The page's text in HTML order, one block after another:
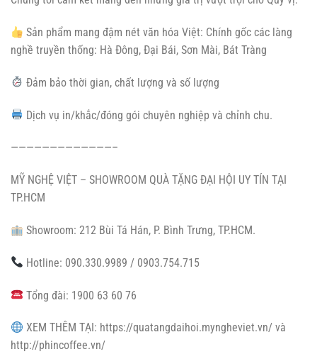
Sản phẩm mang đậm nét văn hóa Việt: Chính gốc các làng
nghề truyền thống: Hà Đông, Đại Bái, Sơn Mài, Bát Tràng
Đảm bảo thời gian, chất lượng và số lượng
Dịch vụ in/khắc/đóng gói chuyên nghiệp và chỉnh chu.
—————————————–
MỸ NGHỆ VIỆT – SHOWROOM QUÀ TẶNG ĐẠI HỘI UY TÍN TẠI
TP.HCM
Showroom: 212 Bùi Tá Hán, P. Bình Trưng, TP.HCM.
Hotline: 090.330.9989 / 0903.754.715
Tổng đài: 1900 63 60 76
XEM THÊM TẠI: https://quatangdaihoi.myngheviet.vn/ và
http://phincoffee.vn/